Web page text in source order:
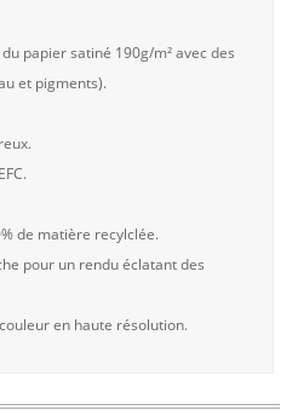
papier satiné 190g/m² avec des
et pigments).
de matière recylclée.
pour un rendu éclatant des
en haute résolution.